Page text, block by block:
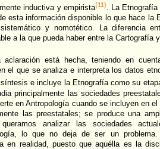
inductiva y empirista{11}. La
esta información disponible lo que hace la
y nomotético. La diferencia
a la que pueda haber entre la Cartografía
aclaración está hecha, teniendo en
el que se analiza e interpreta los datos
e incluye la Etnografía como su
principalmente las sociedades
en Antropología cuando se incluyen en
las preestatales; se produce una
analizar las sociedades
lo que no deja de ser un
en realidad, puesto que aquélla es la